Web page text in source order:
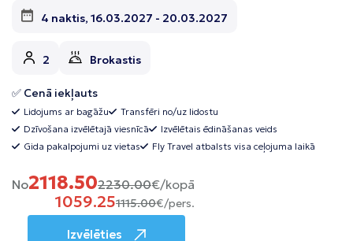
4 naktis, 16.03.2027 - 20.03.2027
2 Brokastis
✅ Cenā iekļauts
Lidojums ar bagāžu
Transfēri no/uz lidostu
Dzīvošana izvēlētajā viesnīcā
Izvēlētais ēdināšanas veids
Gida pakalpojumi uz vietas
Fly Travel atbalsts visa ceļojuma laikā
No2118.502230.00€/kopā
1059.251115.00€/pers.
Izvēlēties